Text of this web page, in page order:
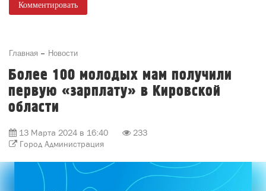
Комментировать
Главная Новости
Более 100 молодых мам получили
первую «зарплату» в Кировской
области
13 Марта 2024 в 16:40
233
Город Администрация